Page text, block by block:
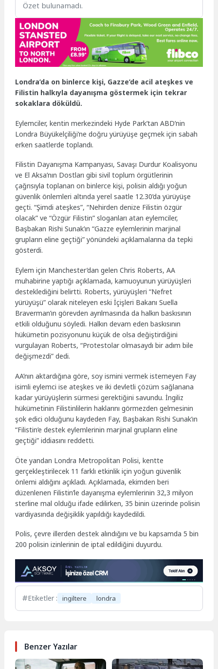
Özet bulunamadı.
Londra’da on binlerce kişi, Gazze’de acil ateşkes ve
Filistin halkıyla dayanışma göstermek için tekrar
sokaklara döküldü.
Eylemciler, kentin merkezindeki Hyde Park’tan ABD’nin
Londra Büyükelçiliği’ne doğru yürüyüşe geçmek için sabah
erken saatlerde toplandı.
Filistin Dayanışma Kampanyası, Savaşı Durdur Koalisyonu
ve El Aksa’nın Dostları gibi sivil toplum örgütlerinin
çağrısıyla toplanan on binlerce kişi, polisin aldığı yoğun
güvenlik önlemleri altında yerel saatle 12.30’da yürüyüşe
geçti. “Şimdi ateşkes”, “Nehirden denize Filistin özgür
olacak” ve “Özgür Filistin” sloganları atan eylemciler,
Başbakan Rishi Sunak’ın “Gazze eylemlerinin marjinal
grupların eline geçtiği” yönündeki açıklamalarına da tepki
gösterdi.
Eylem için Manchester’dan gelen Chris Roberts, AA
muhabirine yaptığı açıklamada, kamuoyunun yürüyüşleri
desteklediğini belirtti. Roberts, yürüyüşleri “Nefret
yürüyüşü” olarak niteleyen eski İçişleri Bakanı Suella
Braverman’ın görevden ayrılmasında da halkın baskısının
etkili olduğunu söyledi. Halkın devam eden baskısının
hükümetin pozisyonunu küçük de olsa değiştirdiğini
vurgulayan Roberts, “Protestolar olmasaydı bir adım bile
değişmezdi” dedi.
AA’nın aktardığına göre, soy ismini vermek istemeyen Fay
isimli eylemci ise ateşkes ve iki devletli çözüm sağlanana
kadar yürüyüşlerin sürmesi gerektiğini savundu. İngiliz
hükümetinin Filistinlilerin haklarını görmezden gelmesinin
şok edici olduğunu kaydeden Fay, Başbakan Rishi Sunak’ın
“Filistin’e destek eylemlerinin marjinal grupların eline
geçtiği” iddiasını reddetti.
Öte yandan Londra Metropolitan Polisi, kentte
gerçekleştirilecek 11 farklı etkinlik için yoğun güvenlik
önlemi aldığını açıkladı. Açıklamada, ekimden beri
düzenlenen Filistin’le dayanışma eylemlerinin 32,3 milyon
sterline mal olduğu ifade edilirken, 35 binin üzerinde polisin
vardiyasında değişiklik yapıldığı kaydedildi.
Polis, çevre illerden destek alındığını ve bu kapsamda 5 bin
200 polisin izinlerinin de iptal edildiğini duyurdu.
Etiketler : ingiltere londra
Benzer Yazılar